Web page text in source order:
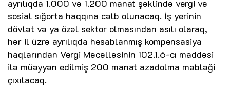
ayrılıqda 1.000 və 1.200 manat şəklində vergi və
sosial sığorta haqqına cəlb olunacaq. İş yerinin
dövlət və ya özəl sektor olmasından asılı olaraq,
hər il üzrə ayrılıqda hesablanmış kompensasiya
haqlarından Vergi Məcəlləsinin 102.1.6-cı maddəsi
ilə müəyyən edilmiş 200 manat azadolma məbləği
çıxılacaq.